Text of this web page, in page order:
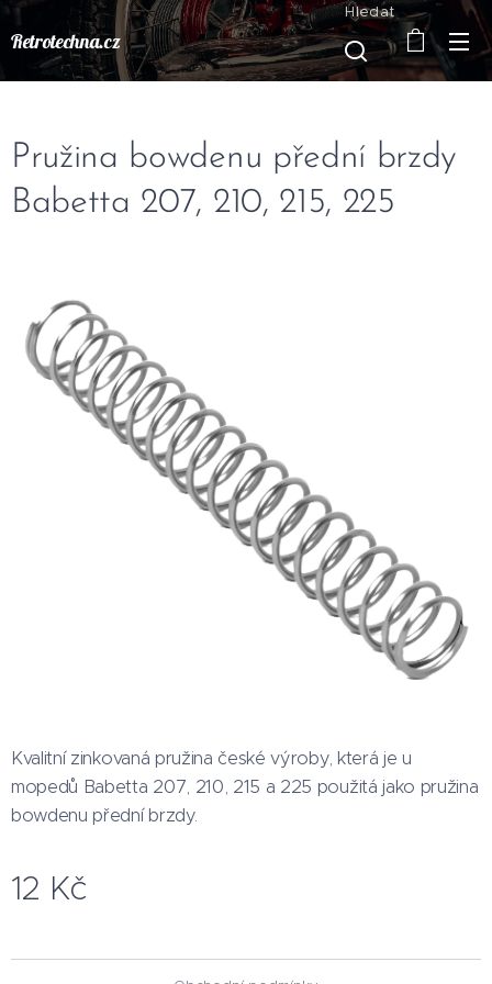
Retrotechna.cz
Hledat
Pružina bowdenu přední brzdy
Babetta 207, 210, 215, 225
Kvalitní zinkovaná pružina české výroby, která je u
mopedů Babetta 207, 210, 215 a 225 použitá jako pružina
bowdenu přední brzdy.
12 Kč